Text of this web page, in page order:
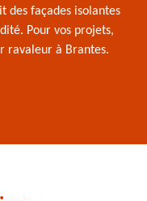
des façades isolantes
Pour vos projets,
ravaleur à Brantes.